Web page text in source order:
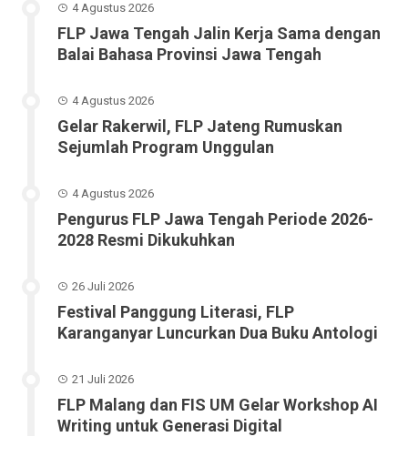
4 Agustus 2026
FLP Jawa Tengah Jalin Kerja Sama dengan
Balai Bahasa Provinsi Jawa Tengah
4 Agustus 2026
Gelar Rakerwil, FLP Jateng Rumuskan
Sejumlah Program Unggulan
4 Agustus 2026
Pengurus FLP Jawa Tengah Periode 2026-
2028 Resmi Dikukuhkan
26 Juli 2026
Festival Panggung Literasi, FLP
Karanganyar Luncurkan Dua Buku Antologi
21 Juli 2026
FLP Malang dan FIS UM Gelar Workshop AI
Writing untuk Generasi Digital